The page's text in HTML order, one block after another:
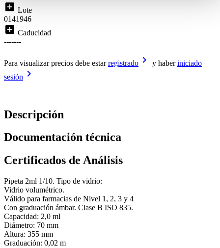
add_box Lote
0141946
add_box Caducidad
-------
Para visualizar precios debe estarregistrado keyboard_arrow_right y haberiniciado
sesión keyboard_arrow_right
Descripción
Documentación técnica
Certificados de Análisis
Pipeta 2ml 1/10. Tipo de vidrio:
Vidrio volumétrico.
Válido para farmacias de Nivel 1, 2, 3 y 4
Con graduación ámbar. Clase B ISO 835.
Capacidad: 2,0 ml
Diámetro: 70 mm
Altura: 355 mm
Graduación: 0,02 m